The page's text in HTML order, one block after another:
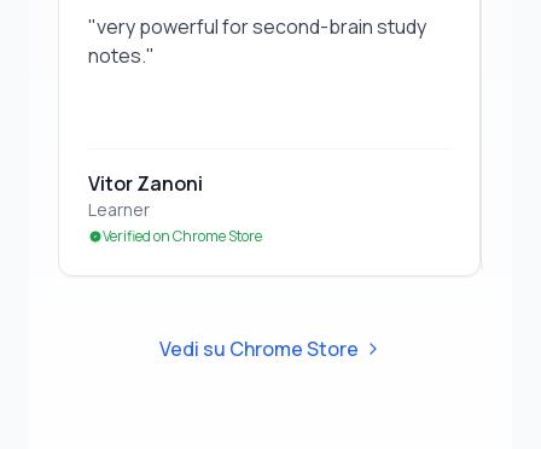
"very powerful for second-brain study notes.
"very powerful for second-brain study
notes."
Vitor Zanoni
Learner
Verified on Chrome Store
Vedi su Chrome Store